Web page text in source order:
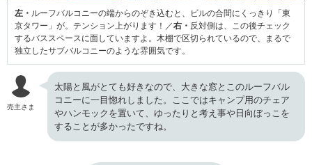
左・ ルーフバルコニーの端からのぞき込むと、ビルの合間にくっきり「東
京タワー」が。テンション上がります！／右・ 反対側は、この後チェック
するバススペースに面していますよ。木棚で区切られているので、まるで
独立したサブバルコニーのような雰囲気です。
売主さま
太陽と風がとても好きなので、大きな窓とこのルーフバル
コニーに一目惚れしました。ここではキャンプ用のチェア
やハンモックを置いて、ゆったりと考え事や日向ぼっこを
することが多かったですね。